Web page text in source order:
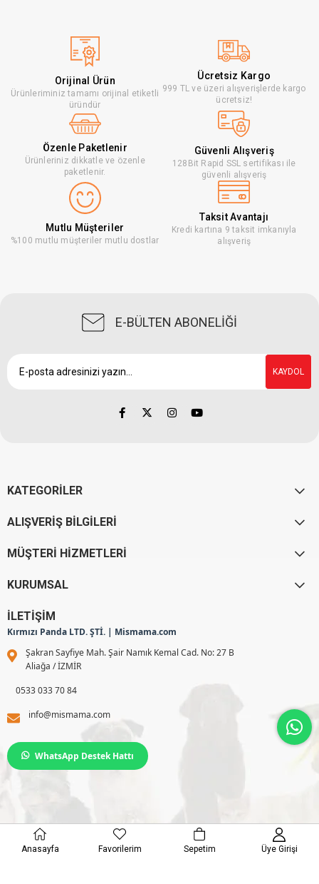
Orijinal Ürün
Ürünleriminiz tamamı orijinal etiketli
üründür
Ücretsiz Kargo
999 TL ve üzeri alışverişlerde kargo
ücretsiz!
Özenle Paketlenir
Ürünleriniz dikkatle ve özenle
paketlenir.
Güvenli Alışveriş
128Bit Rapid SSL sertifikası ile
güvenli alışveriş
Mutlu Müşteriler
%100 mutlu müşteriler mutlu dostlar
Taksit Avantajı
Kredi kartına 9 taksit imkanıyla
alışveriş
E-BÜLTEN ABONELİĞİ
KAYDOL
KATEGORİLER
ALIŞVERİŞ BİLGİLERİ
MÜŞTERİ HİZMETLERİ
KURUMSAL
İLETİŞİM
Kırmızı Panda LTD. ŞTİ. | Mismama.com
Şakran Sayfiye Mah. Şair Namık Kemal Cad. No: 27 B
Aliağa / İZMİR
0533 033 70 84
info@mismama.com
WhatsApp Destek Hattı
© 2025 mismama. Tüm Hakkı Saklıdır.
Anasayfa Favorilerim Sepetim Üye Girişi